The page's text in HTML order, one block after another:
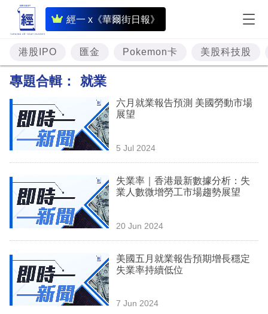
經一 x《華爾街日報》
即
時
財
經
投
資
理
業
科
港股IPO 匯金 Pokemon卡 美股科技股
專題合輯： 就業
六月就業報告預測 美國勞動市場
展望
5 Jul 2024
失業率｜香港最新數據分析：失
業人數微增勞工市場趨勢展望
20 Jun 2024
美國五月就業報告預期增長穩定
失業率持續低位
7 Jun 2024